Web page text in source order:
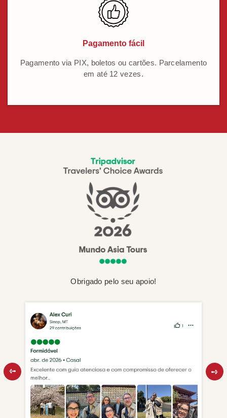
Pagamento fácil
Pagamento via PIX, boletos ou cartões. Parcelamento
em até 12 vezes.
Obrigado pelo seu apoio!